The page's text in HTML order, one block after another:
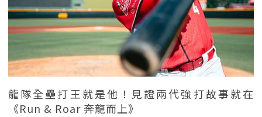
龍隊全壘打王就是他！見證兩代強打故事就在
《Run & Roar 奔龍而上》